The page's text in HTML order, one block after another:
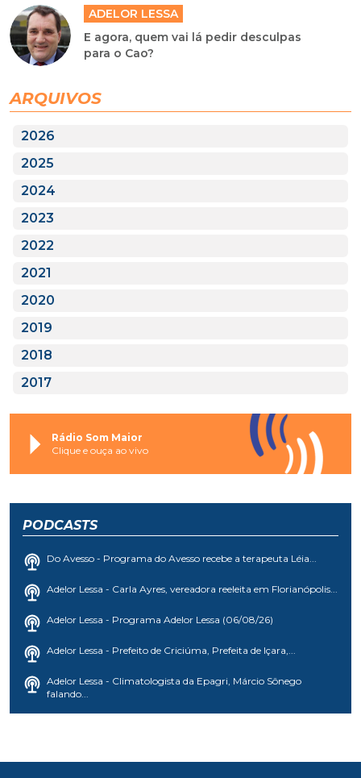
ADELOR LESSA
E agora, quem vai lá pedir desculpas
para o Cao?
ARQUIVOS
2026
2025
2024
2023
2022
2021
2020
2019
2018
2017
Rádio Som Maior
Clique e ouça ao vivo
PODCASTS
Do Avesso - Programa do Avesso recebe a terapeuta Léia...
Adelor Lessa - Carla Ayres, vereadora reeleita em Florianópolis...
Adelor Lessa - Programa Adelor Lessa (06/08/26)
Adelor Lessa - Prefeito de Criciúma, Prefeita de Içara,...
Adelor Lessa - Climatologista da Epagri, Márcio Sônego
falando...